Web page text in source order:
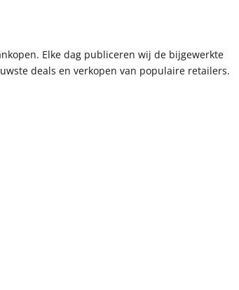
Elke dag publiceren wij de bijgewerkte
deals en verkopen van populaire retailers.